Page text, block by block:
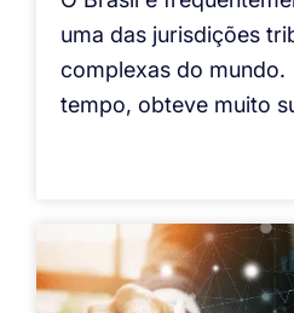
uma das jurisdições
complexas do
tempo, obteve muito